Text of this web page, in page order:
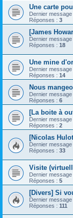
Une carte
Dernier
Réponses : 3
[James
Dernier
Réponses : 18
Une mine
Dernier
Réponses : 14
Nous
Dernier
Réponses : 6
[La boite à
Dernier
Réponses : 2
[Nicolas
Dernier
Réponses : 33
Visite
Dernier
Réponses : 5
[Divers] Si
Dernier
Réponses : 111